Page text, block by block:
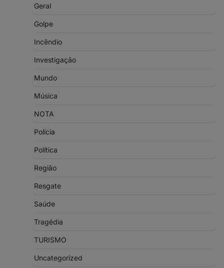
Geral
Golpe
Incêndio
Investigação
Mundo
Música
NOTA
Polícia
Política
Região
Resgate
Saúde
Tragédia
TURISMO
Uncategorized